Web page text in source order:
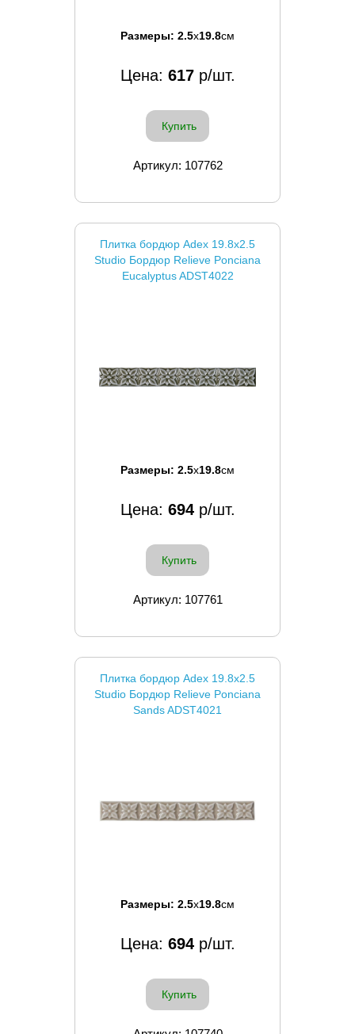
Размеры: 2.5x19.8см
Цена: 617р/шт.
Купить
Артикул: 107762
Плитка бордюр Adex 19.8x2.5
Studio Бордюр Relieve Ponciana
Eucalyptus ADST4022
Размеры: 2.5x19.8см
Цена: 694р/шт.
Купить
Артикул: 107761
Плитка бордюр Adex 19.8x2.5
Studio Бордюр Relieve Ponciana
Sands ADST4021
Размеры: 2.5x19.8см
Цена: 694р/шт.
Купить